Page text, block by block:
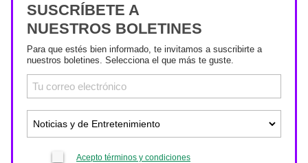
SUSCRÍBETE A
NUESTROS BOLETINES
Para que estés bien informado, te invitamos a suscribirte a
nuestros boletines. Selecciona el que más te guste.
Acepto términos y condiciones